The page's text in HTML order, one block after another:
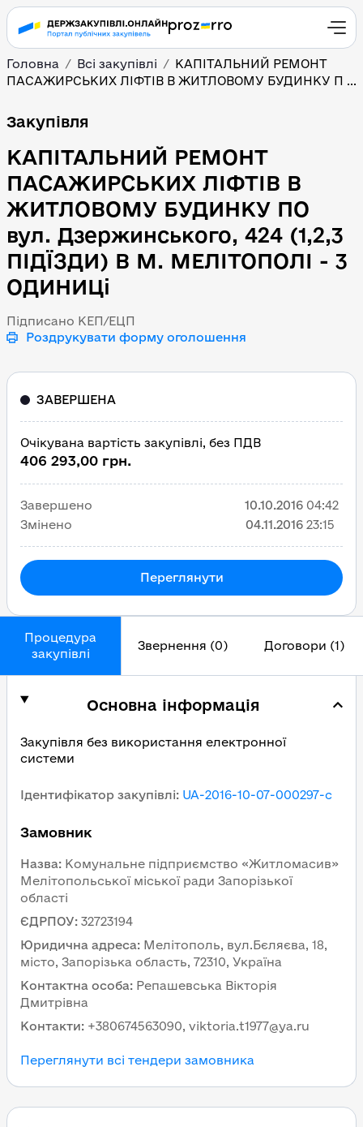
Головна Всі закупівлі
КАПІТАЛЬНИЙ РЕМОНТ
ПАСАЖИРСЬКИХ ЛІФТІВ В ЖИТЛОВОМУ БУДИНКУ П ...
КАПІТАЛЬНИЙ РЕМОНТ
Закупівля
КАПІТАЛЬНИЙ РЕМОНТ
ПАСАЖИРСЬКИХ ЛІФТІВ В
ЖИТЛОВОМУ БУДИНКУ ПО
вул. Дзержинського, 424 (1,2,3
ПІДЇЗДИ) В М. МЕЛІТОПОЛІ - 3
ОДИНИЦі
Підписано КЕП/ЕЦП
Роздрукувати форму оголошення
Процедура
закупівлі
Звернення (0) Договори (1)
Основна інформація
Закупівля без використання електронної
системи
Ідентифікатор закупівлі: UA-2016-10-07-000297-c
Замовник
Назва: Комунальне підприємство «Житломасив»
Мелітопольської міської ради Запорізької
області
ЄДРПОУ: 32723194
Юридична адреса: Мелітополь, вул.Бєляєва, 18,
місто, Запорізька область, 72310, Україна
Контактна особа: Репашевська Вікторія
Дмитрівна
Контакти: +380674563090, viktoria.t1977@ya.ru
Переглянути всі тендери замовника
ЗАВЕРШЕНА
Очікувана вартість закупівлі, без ПДВ
406 293,00 грн.
Завершено 10.10.2016 04:42
Змінено
04.11.2016 23:15
Переглянути